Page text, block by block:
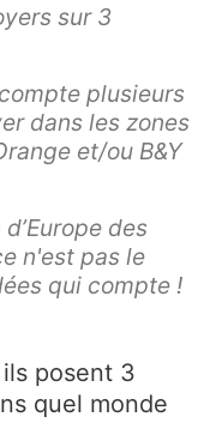
sur 3
plusieurs
dans les zones
et/ou B&Y
des
n'est pas le
qui compte !
posent 3
quel monde